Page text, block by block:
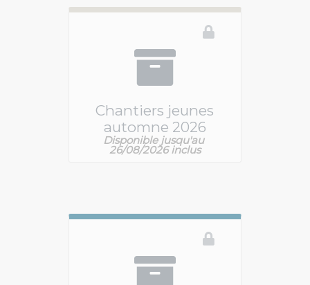
Chantiers jeunes
automne 2026
Vous devez être connecté pour accéder à
Disponible jusqu'au
26/08/2026 inclus